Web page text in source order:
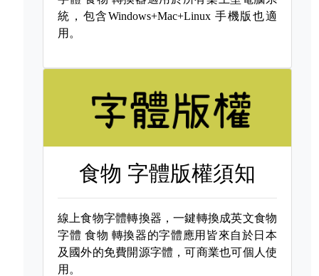
統，包含Windows+Mac+Linux 手機版也適
用。
食物 字體版權須知
線上食物字體轉換器，一鍵轉換成英文食物
字體 食物 轉換器的字體應用皆來自於日本
及國外的免費開源字體，可商業也可個人使
用。